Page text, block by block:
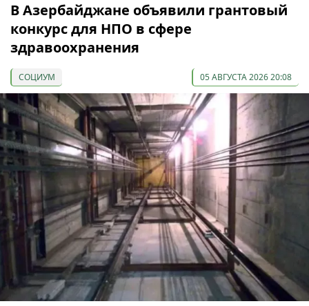
В Азербайджане объявили грантовый
конкурс для НПО в сфере
здравоохранения
СОЦИУМ 05 АВГУСТА 2026 20:08